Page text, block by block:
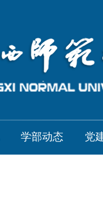
学部动态 党